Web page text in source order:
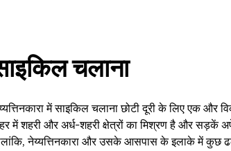
चलाना
में साइकिल चलाना छोटी दूरी के लिए एक और
में शहरी और अर्ध-शहरी क्षेत्रों का मिश्रण है और सड़कें
नेय्यत्तिनकारा और उसके आसपास के इलाके में कुछ